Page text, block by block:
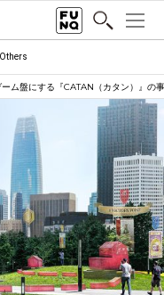
Others
ム盤にする『CATAN（カタン）』の